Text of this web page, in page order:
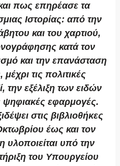
πως επηρέασε τα
Ιστορίας: από την
και του χαρτιού,
κατά τον
και την επανάσταση
τις πολιτικές
την εξέλιξη των ειδών
ψηφιακές εφαρμογές.
στις βιβλιοθήκες
έως και τον
υπό την
του Υπουργείου